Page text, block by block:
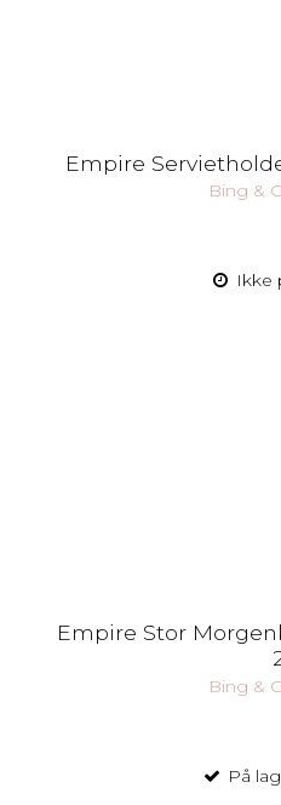
Empire
Bing &
Ikke
Empire Stor
Bing &
På